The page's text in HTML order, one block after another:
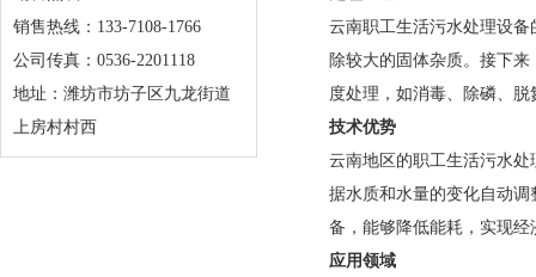
销售热线：133-7108-1766
公司传真：0536-2201118
地址：潍坊市坊子区九龙街道
上房村村西
云南职工生活污水处理设
除较大的固体杂质。接下
度处理，如消毒、除磷、
技术优势
云南地区的职工生活污水
据水质和水量的变化自动
备，能够降低能耗，实现
应用领域